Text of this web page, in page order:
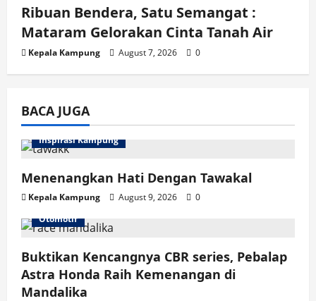
Ribuan Bendera, Satu Semangat :
Mataram Gelorakan Cinta Tanah Air
Kepala Kampung August 7, 2026 0
BACA JUGA
Inspirasi Kampung
Menenangkan Hati Dengan Tawakal
Kepala Kampung August 9, 2026
0
Otomotif
Buktikan Kencangnya CBR series, Pebalap
Astra Honda Raih Kemenangan di
Mandalika